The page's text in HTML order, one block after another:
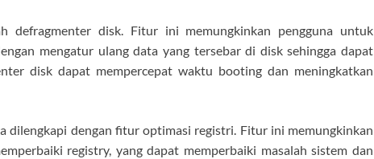
disk. Fitur ini memungkinkan pengguna untuk
mengatur ulang data yang tersebar di disk sehingga dapat
disk dapat mempercepat waktu booting dan meningkatkan
dilengkapi dengan fitur optimasi registri. Fitur ini memungkinkan
registry, yang dapat memperbaiki masalah sistem dan